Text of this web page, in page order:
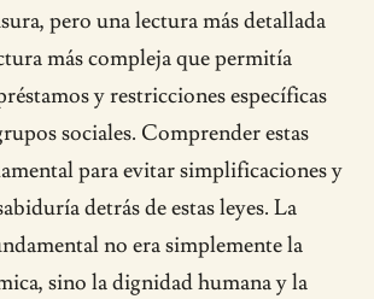
pero una lectura más detallada
más compleja que permitía
y restricciones específicas
sociales. Comprender estas
para evitar simplificaciones y
detrás de estas leyes. La
no era simplemente la
sino la dignidad humana y la